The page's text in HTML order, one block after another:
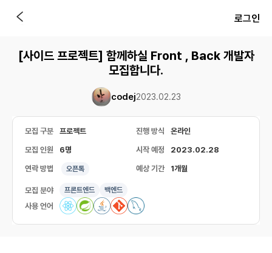
로그인
[사이드 프로젝트] 함께하실 Front , Back 개발자
모집합니다.
codej2023.02.23
모집 구분 프로젝트 진행 방식 온라인
모집 인원 6명 시작 예정 2023.02.28
연락 방법 오픈톡 예상 기간 1개월
모집 분야 프론트엔드 백엔드
사용 언어